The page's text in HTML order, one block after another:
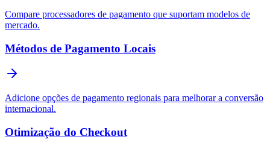
Compare processadores de pagamento que suportam modelos de
mercado.
Métodos de Pagamento Locais
Adicione opções de pagamento regionais para melhorar a conversão
internacional.
Otimização do Checkout